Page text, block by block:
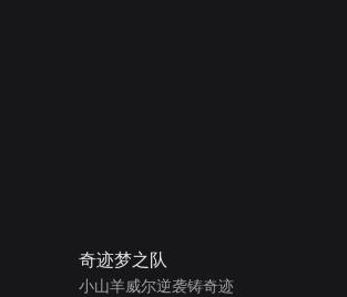
奇迹梦之队
小山羊威尔逆袭铸奇迹